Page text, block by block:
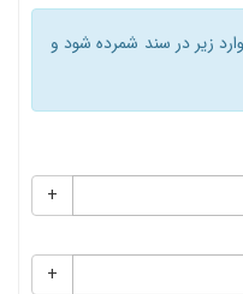
زیر در سند شمرده شود و
+
+